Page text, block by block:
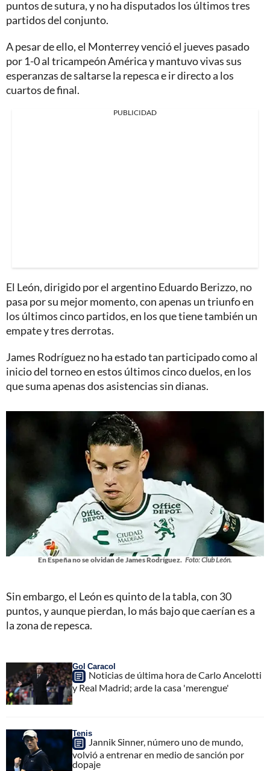
puntos de sutura, y no ha disputados los últimos tres
partidos del conjunto.
A pesar de ello, el Monterrey venció el jueves pasado
por 1-0 al tricampeón América y mantuvo vivas sus
esperanzas de saltarse la repesca e ir directo a los
cuartos de final.
PUBLICIDAD
El León, dirigido por el argentino Eduardo Berizzo, no
pasa por su mejor momento, con apenas un triunfo en
los últimos cinco partidos, en los que tiene también un
empate y tres derrotas.
James Rodríguez no ha estado tan participado como al
inicio del torneo en estos últimos cinco duelos, en los
que suma apenas dos asistencias sin dianas.
En Espeña no se olvidan de James Rodríguez. Foto: Club León.
Sin embargo, el León es quinto de la tabla, con 30
puntos, y aunque pierdan, lo más bajo que caerían es a
la zona de repesca.
Gol Caracol
Noticias de última hora de Carlo Ancelotti
y Real Madrid; arde la casa 'merengue'
Tenis
Jannik Sinner, número uno de mundo,
volvió a entrenar en medio de sanción por
dopaje